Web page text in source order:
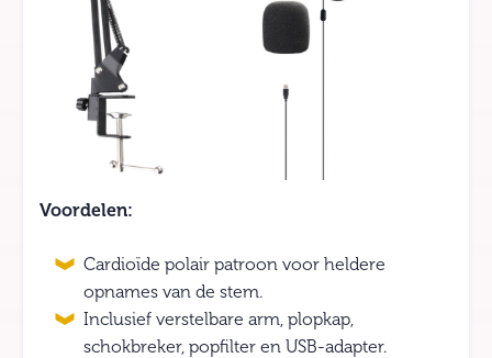
Voordelen:
Cardioïde polair patroon voor heldere
opnames van de stem.
Inclusief verstelbare arm, plopkap,
schokbreker, popfilter en USB-adapter.